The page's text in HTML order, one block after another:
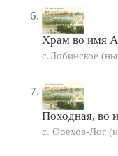
Храм во имя
с.Лобинское
Походная, во
с. Орехов-Лог